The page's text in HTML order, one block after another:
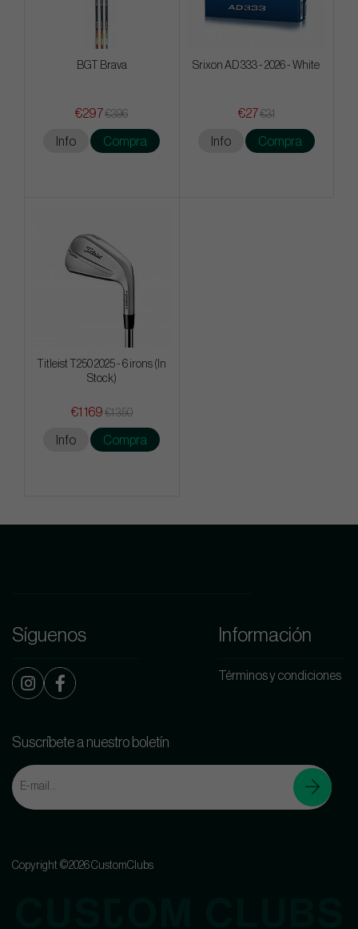
BGT Brava
€297€396
Info Compra
Srixon AD 333 - 2026 - White
€27€31
Info Compra
Titleist T250 2025 - 6 irons (In
Stock)
€1 169 €1 350
Info Compra
Síguenos Información
Términos y condiciones
Suscríbete a nuestro boletín
Copyright ©2026 CustomClubs